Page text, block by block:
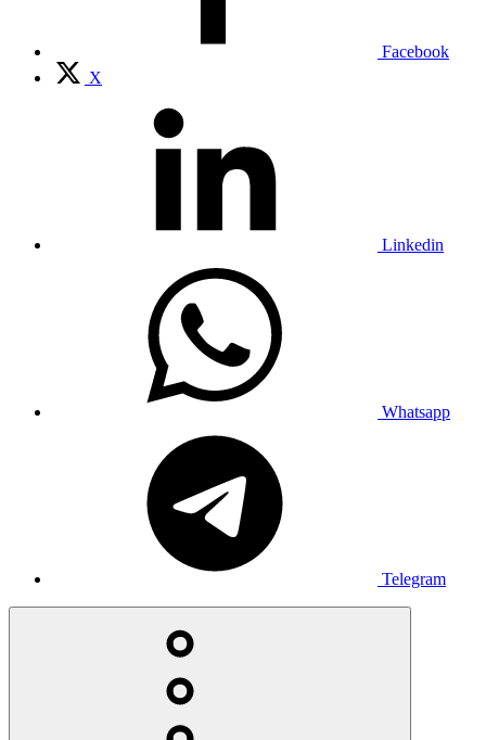
Facebook
X
Linkedin
Whatsapp
Telegram